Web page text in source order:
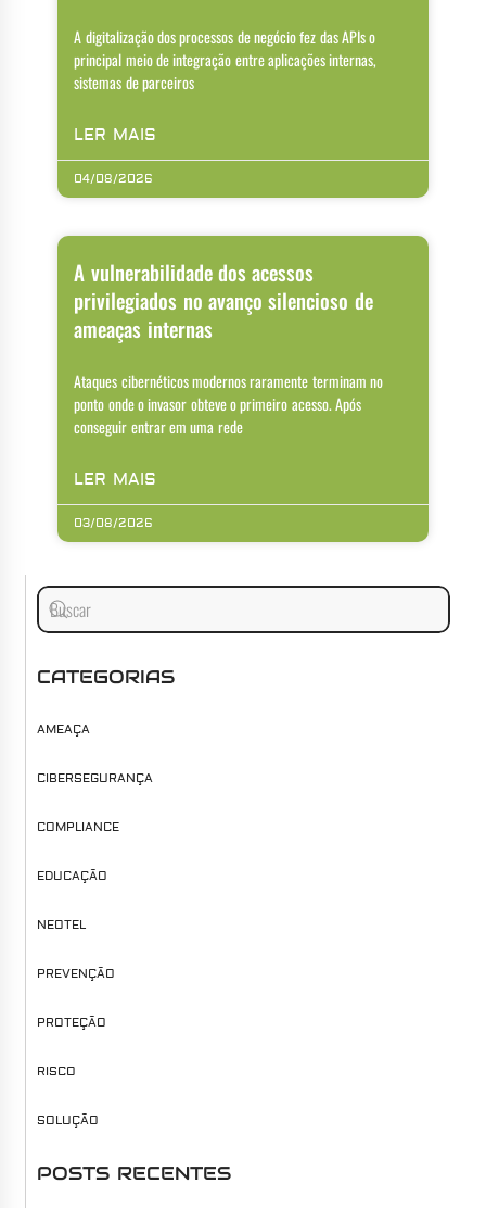
A digitalização dos processos de negócio fez das APIs o
principal meio de integração entre aplicações internas,
sistemas de parceiros
LER MAIS
04/08/2026
A vulnerabilidade dos acessos
privilegiados no avanço silencioso de
ameaças internas
Ataques cibernéticos modernos raramente terminam no
ponto onde o invasor obteve o primeiro acesso. Após
conseguir entrar em uma rede
LER MAIS
03/08/2026
CATEGORIAS
AMEAÇA
CIBERSEGURANÇA
COMPLIANCE
EDUCAÇÃO
NEOTEL
PREVENÇÃO
PROTEÇÃO
RISCO
SOLUÇÃO
POSTS RECENTES